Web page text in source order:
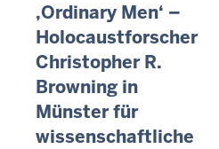
‚Ordinary Men‘ –
Holocaustforscher
Christopher R.
Browning in
Münster für
wissenschaftliche